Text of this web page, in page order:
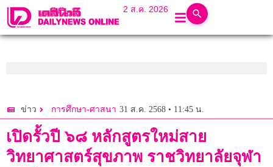
2 ส.ค. 2026
ข่าว การศึกษา-ศาสนา 31 ส.ค. 2568 • 11:45 น.
เปิดรั้วปี ๖๘ หลักสูตรใหม่สาย
วิทยาศาสตร์สุขภาพ ราชวิทยาลัยจุฬา